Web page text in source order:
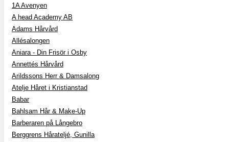
1A Avenyen
A head Academy AB
Adams Hårvård
Allésalongen
Aniara - Din Frisör i Osby
Annettés Hårvård
Arildssons Herr & Damsalong
Atelje Håret i Kristianstad
Babar
Bahlsam Hår & Make-Up
Barberaren på Långebro
Berggrens Hårateljé, Gunilla